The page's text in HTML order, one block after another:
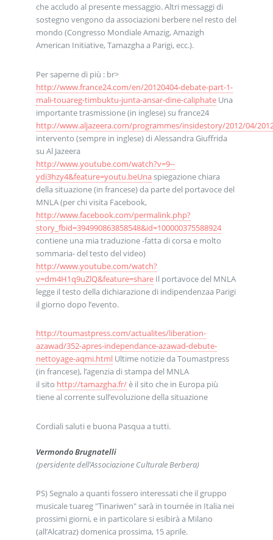
che accludo al presente messaggio. Altri messaggi di
sostegno vengono da associazioni berbere nel resto del
mondo (Congresso Mondiale Amazig, Amazigh
American Initiative, Tamazgha a Parigi, ecc.).
Per saperne di più : br>
http://www.france24.com/en/20120404-debate-part-1-
mali-touareg-timbuktu-junta-ansar-dine-caliphateUna
importante trasmissione (in inglese) su france24
http://www.aljazeera.com/programmes/insidestory/2012/04/
intervento (sempre in inglese) di Alessandra Giuffrida
su Al Jazeera
http://www.youtube.com/watch?v=9--
ydi3hzy4&feature=youtu.beUnaspiegazione chiara
della situazione (in francese) da parte del portavoce del
MNLA (per chi visita Facebook,
http://www.facebook.com/permalink.php?
story_fbid=394990863858548&id=100000375588924
contiene una mia traduzione -fatta di corsa e molto
sommaria- del testo del video)
http://www.youtube.com/watch?
v=dm4H1q9uZlQ&feature=shareIl portavoce del MNLA
legge il testo della dichiarazione di indipendenzaa Parigi
il giorno dopo l’evento.
http://toumastpress.com/actualites/liberation-
azawad/352-apres-independance-azawad-debute-
nettoyage-aqmi.htmlUltime notizie da Toumastpress
(in francese), l’agenzia di stampa del MNLA
il sito http://tamazgha.fr/è il sito che in Europa più
tiene al corrente sull’evoluzione della situazione
Cordiali saluti e buona Pasqua a tutti.
Vermondo Brugnatelli
(persidente dell’Associazione Culturale Berbera)
PS) Segnalo a quanti fossero interessati che il gruppo
musicale tuareg "Tinariwen" sarà in tournée in Italia nei
prossimi giorni, e in particolare si esibirà a Milano
(all’Alcatraz) domenica prossima, 15 aprile.